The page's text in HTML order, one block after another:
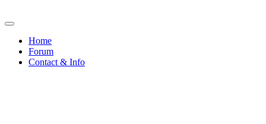
Home
Forum
Contact & Info